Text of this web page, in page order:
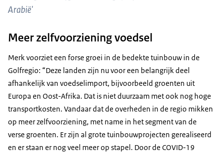
Arabië'
Meer zelfvoorziening voedsel
Merk voorziet een forse groei in de bedekte tuinbouw in de
Golfregio: “Deze landen zijn nu voor een belangrijk deel
afhankelijk van voedselimport, bijvoorbeeld groenten uit
Europa en Oost-Afrika. Dat is niet duurzaam met ook nog hoge
transportkosten. Vandaar dat de overheden in de regio mikken
op meer zelfvoorziening, met name in het segment van de
verse groenten. Er zijn al grote tuinbouwprojecten gerealiseerd
en er staan er nog veel meer op stapel. Door de COVID-19